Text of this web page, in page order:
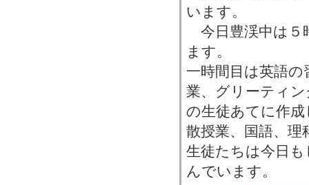
います。
今日豊渓中は５
ます。
一時間目は英語
業、グリーティ
の生徒あてに作
散授業、国語、理
生徒たちは今日
んでいます。